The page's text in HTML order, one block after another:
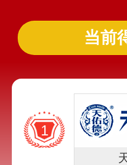
当前
1